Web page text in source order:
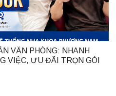
VĂN PHÒNG: NHANH
VIỆC, ƯU ĐÃI TRỌN GÓI